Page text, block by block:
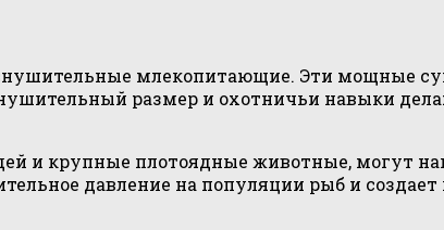
млекопитающие. Эти мощные
размер и охотничьи навыки
и крупные плотоядные животные, могут
давление на популяции рыб и